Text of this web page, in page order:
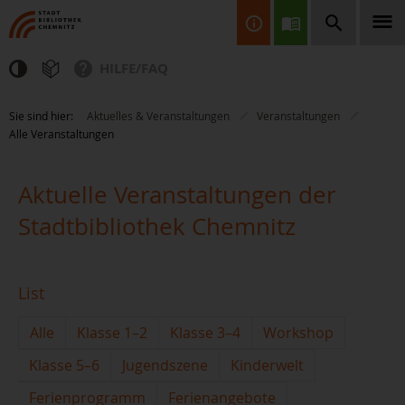
Finden Sie Informationen, Bücher, CDs & DVDs, Spiele, BluRays,
Zeitschriften und vieles mehr...
Sie sind hier: Aktuelles & Veranstaltungen
Veranstaltungen
Alle Veranstaltungen
Aktuelle Veranstaltungen der
Stadtbibliothek Chemnitz
List
Alle Klasse 1–2 Klasse 3–4
Workshop
Klasse 5–6
Jugendszene
Kinderwelt
Ferienprogramm
Ferienangebote